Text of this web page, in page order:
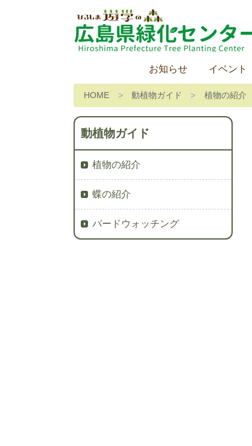
お知らせ イベント
HOME 動植物ガイド 植物の紹介
動植物ガイド
植物の紹介
蝶の紹介
バードウォッチング